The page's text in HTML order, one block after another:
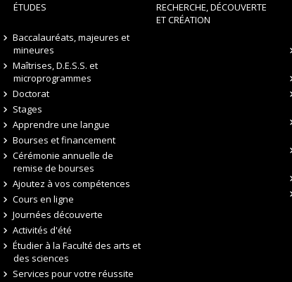
ÉTUDES
Baccalauréats, majeures et
mineures
Maîtrises, D.E.S.S. et
microprogrammes
Doctorat
Stages
Apprendre une langue
Bourses et financement
Cérémonie annuelle de
remise de bourses
Ajoutez à vos compétences
Cours en ligne
Journées découverte
Activités d'été
Étudier à la Faculté des arts et
des sciences
Services pour votre réussite
RECHERCHE, DÉCOUVERTE
ET CRÉATION